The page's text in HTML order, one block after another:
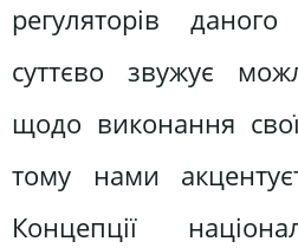
регуляторів
суттєво звужує
щодо виконання
тому нами
Концепції